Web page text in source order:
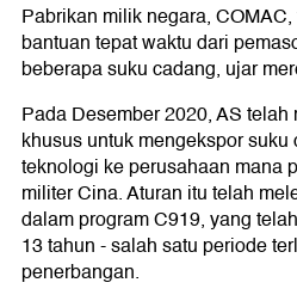
Pabrikan milik negara,
bantuan tepat waktu dari
beberapa suku cadang, ujar
Pada Desember 2020, AS
khusus untuk mengekspor
teknologi ke perusahaan mana
militer Cina. Aturan itu telah
dalam program C919, yang
13 tahun - salah satu periode
penerbangan.